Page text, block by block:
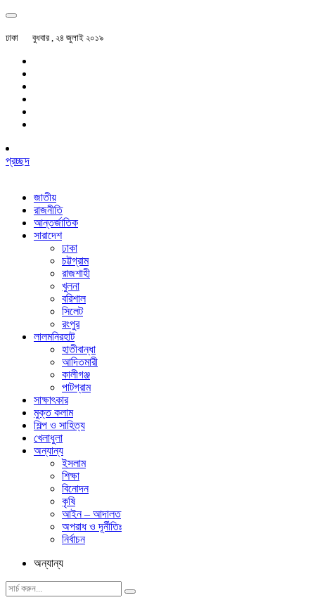
ঢাকা বুধবার , ২৪ জুলাই ২০১৯
প্রচ্ছদ
জাতীয়
রাজনীতি
আন্তর্জাতিক
সারাদেশ
ঢাকা
চট্টগ্রাম
রাজশাহী
খুলনা
বরিশাল
সিলেট
রংপুর
লালমনিরহাট
হাতীবান্ধা
আদিতমারী
কালীগঞ্জ
পাটগ্রাম
সাক্ষাৎকার
মুক্ত কলাম
শিল্প ও সাহিত্য
খেলাধুলা
অন্যান্য
ইসলাম
শিক্ষা
বিনোদন
কৃষি
আইন – আদালত
অপরাধ ও দূর্নীতিঃ
নির্বাচন
অন্যান্য